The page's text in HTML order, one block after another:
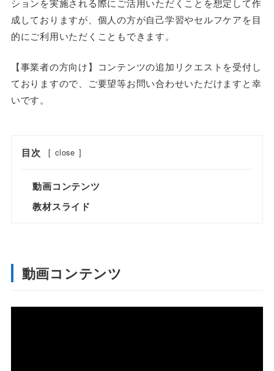
ションを実施される際にご活用いただくことを想定して作
成しておりますが、個人の方が自己学習やセルフケアを目
的にご利用いただくこともできます。
【事業者の方向け】コンテンツの追加リクエストを受付し
ておりますので、ご要望等お問い合わせいただけますと幸
いです。
目次 [ close ]
動画コンテンツ
教材スライド
動画コンテンツ